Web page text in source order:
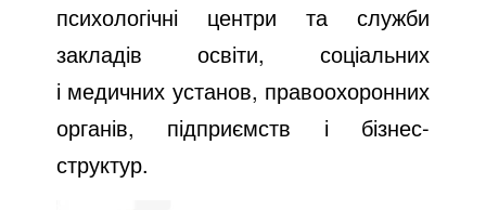
психологічні центри та служби
закладів освіти, соціальних
і медичних установ, правоохоронних
органів, підприємств і бізнес-
структур.